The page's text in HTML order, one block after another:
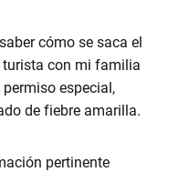
cómo se saca el
turista con mi familia
especial,
de fiebre amarilla.
pertinente